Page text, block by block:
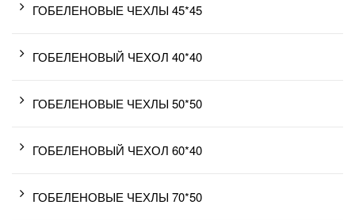
ГОБЕЛЕНОВЫЕ ЧЕХЛЫ 45*45
ГОБЕЛЕНОВЫЙ ЧЕХОЛ 40*40
ГОБЕЛЕНОВЫЕ ЧЕХЛЫ 50*50
ГОБЕЛЕНОВЫЙ ЧЕХОЛ 60*40
ГОБЕЛЕНОВЫЕ ЧЕХЛЫ 70*50